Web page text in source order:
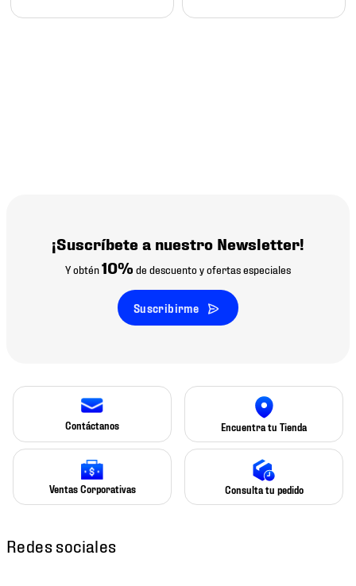
¡Suscríbete a nuestro Newsletter!
Y obtén10% de descuento y ofertas especiales
Suscribirme
Contáctanos Encuentra tu Tienda
Ventas Corporativas Consulta tu pedido
Redes sociales